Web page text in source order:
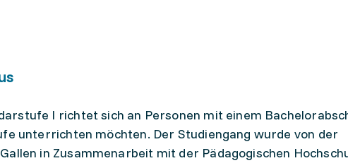
I richtet sich an Personen mit einem
unterrichten möchten. Der Studiengang wurde von der
in Zusammenarbeit mit der Pädagogischen